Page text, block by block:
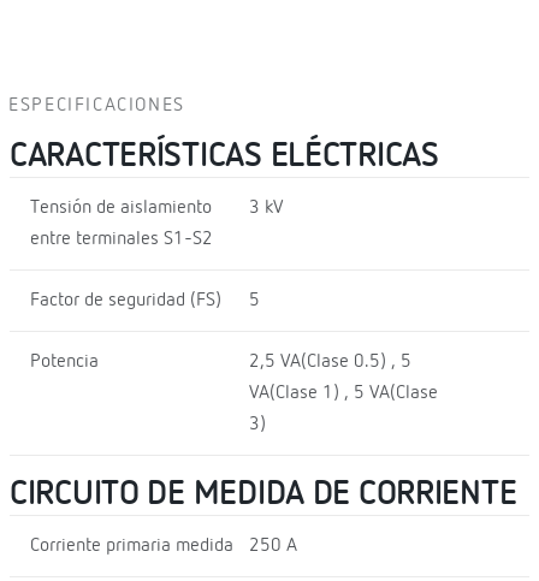
ESPECIFICACIONES
CARACTERÍSTICAS ELÉCTRICAS
Tensión de aislamiento
entre terminales S1-S2
3 kV
Factor de seguridad (FS) 5
Potencia
2,5 VA(Clase 0.5) , 5
VA(Clase 1) , 5 VA(Clase
3)
CIRCUITO DE MEDIDA DE CORRIENTE
Corriente primaria medida 250 A